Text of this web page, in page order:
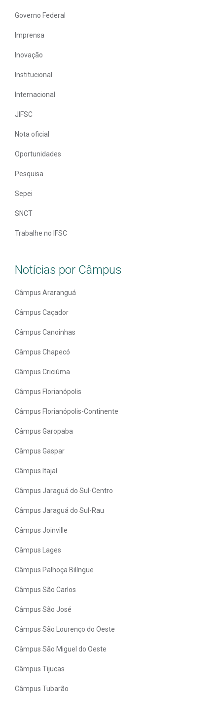
Governo Federal
Imprensa
Inovação
Institucional
Internacional
JIFSC
Nota oficial
Oportunidades
Pesquisa
Sepei
SNCT
Trabalhe no IFSC
Notícias por Câmpus
Câmpus Araranguá
Câmpus Caçador
Câmpus Canoinhas
Câmpus Chapecó
Câmpus Criciúma
Câmpus Florianópolis
Câmpus Florianópolis-Continente
Câmpus Garopaba
Câmpus Gaspar
Câmpus Itajaí
Câmpus Jaraguá do Sul-Centro
Câmpus Jaraguá do Sul-Rau
Câmpus Joinville
Câmpus Lages
Câmpus Palhoça Bilíngue
Câmpus São Carlos
Câmpus São José
Câmpus São Lourenço do Oeste
Câmpus São Miguel do Oeste
Câmpus Tijucas
Câmpus Tubarão